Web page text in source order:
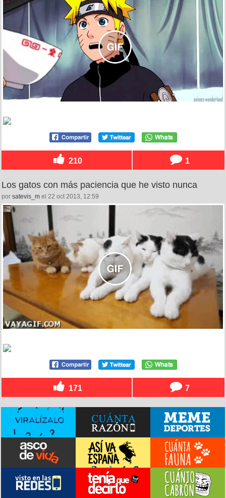
210 1
Los gatos con más paciencia que he visto nunca
por satevis_m el 22 oct 2013, 12:59
171 7